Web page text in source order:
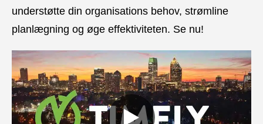
understøtte din organisations behov, strømline
planlægning og øge effektiviteten. Se nu!